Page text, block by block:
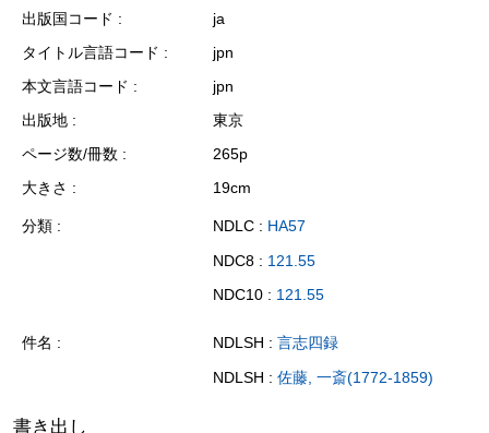
出版国コード
ja
タイトル言語コード
jpn
本文言語コード
jpn
出版地
東京
ページ数/冊数
265p
大きさ
19cm
分類 NDLC : HA57
NDC8 : 121.55
NDC10 : 121.55
件名 NDLSH : 言志四録
NDLSH : 佐藤, 一斎(1772-1859)
書き出し